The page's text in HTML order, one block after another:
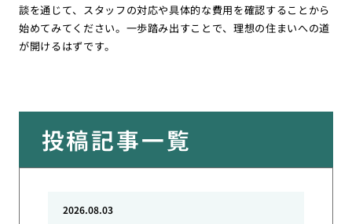
談を通じて、スタッフの対応や具体的な費用を確認することから
始めてみてください。一歩踏み出すことで、理想の住まいへの道
が開けるはずです。
投稿記事一覧
2026.08.03